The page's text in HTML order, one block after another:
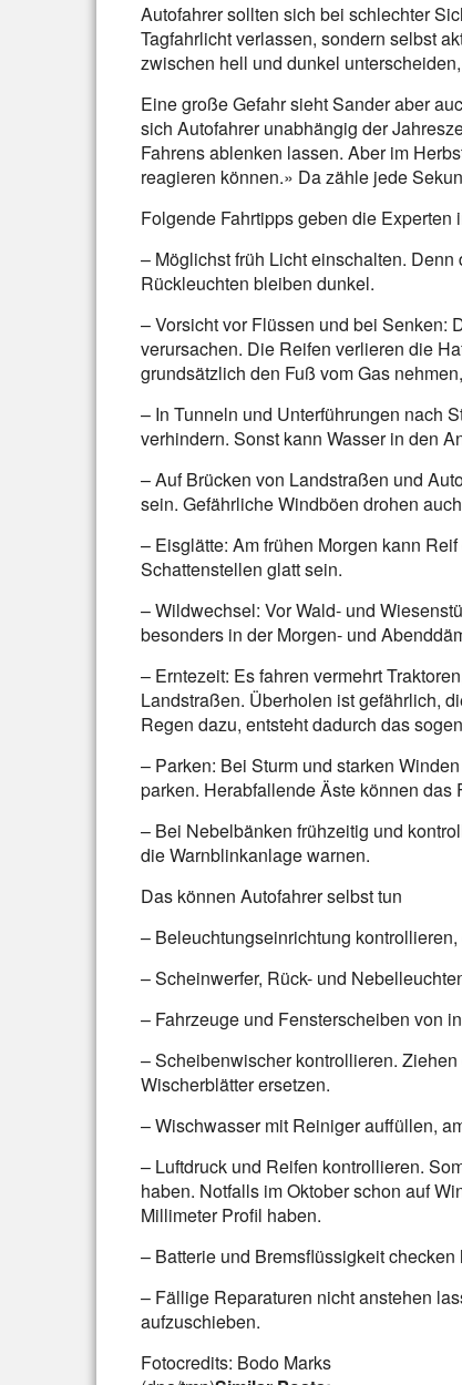
Autofahrer sollten sich bei schlechter
Tagfahrlicht verlassen, sondern selbst
zwischen hell und dunkel
Eine große Gefahr sieht Sander aber
sich Autofahrer unabhängig der
Fahrens ablenken lassen. Aber im
reagieren können.» Da zähle jede
Folgende Fahrtipps geben die Experten
– Möglichst früh Licht einschalten.
Rückleuchten bleiben dunkel.
– Vorsicht vor Flüssen und bei Senken:
verursachen. Die Reifen verlieren die
grundsätzlich den Fuß vom Gas
– In Tunneln und Unterführungen nach
verhindern. Sonst kann Wasser in den
– Auf Brücken von Landstraßen und
sein. Gefährliche Windböen drohen
– Eisglätte: Am frühen Morgen kann
Schattenstellen glatt sein.
– Wildwechsel: Vor Wald- und
besonders in der Morgen- und
– Erntezeit: Es fahren vermehrt
Landstraßen. Überholen ist gefährlich,
Regen dazu, entsteht dadurch das
– Parken: Bei Sturm und starken
parken. Herabfallende Äste können das
– Bei Nebelbänken frühzeitig und
die Warnblinkanlage warnen.
Das können Autofahrer selbst tun
– Beleuchtungseinrichtung
– Scheinwerfer, Rück- und
– Fahrzeuge und Fensterscheiben von
– Scheibenwischer kontrollieren.
Wischerblätter ersetzen.
– Wischwasser mit Reiniger auffüllen,
– Luftdruck und Reifen kontrollieren.
haben. Notfalls im Oktober schon auf
Millimeter Profil haben.
– Batterie und Bremsflüssigkeit checken
– Fällige Reparaturen nicht anstehen
aufzuschieben.
Fotocredits: Bodo Marks